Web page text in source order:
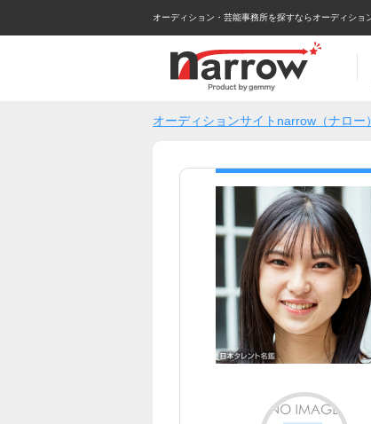
オーディション・芸能事務所を探すならオーディショ
オーディションサイトnarrow（ナロー）